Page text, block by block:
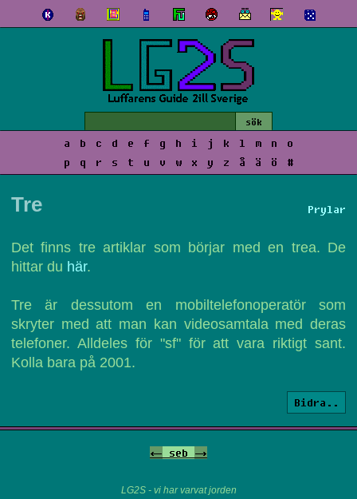
a b c d e f g h i j k l m n
o
p
q r s t u v w x y z å ä ö #
Prylar
Tre
Det finns tre artiklar som börjar med en trea. De
hittar du här.
Tre är dessutom en mobiltelefonoperatör som
skryter med att man kan videosamtala med deras
telefoner. Alldeles för "sf" för att vara riktigt sant.
Kolla bara på 2001.
Bidra..
<- seb ->
LG2S - vi har varvat jorden